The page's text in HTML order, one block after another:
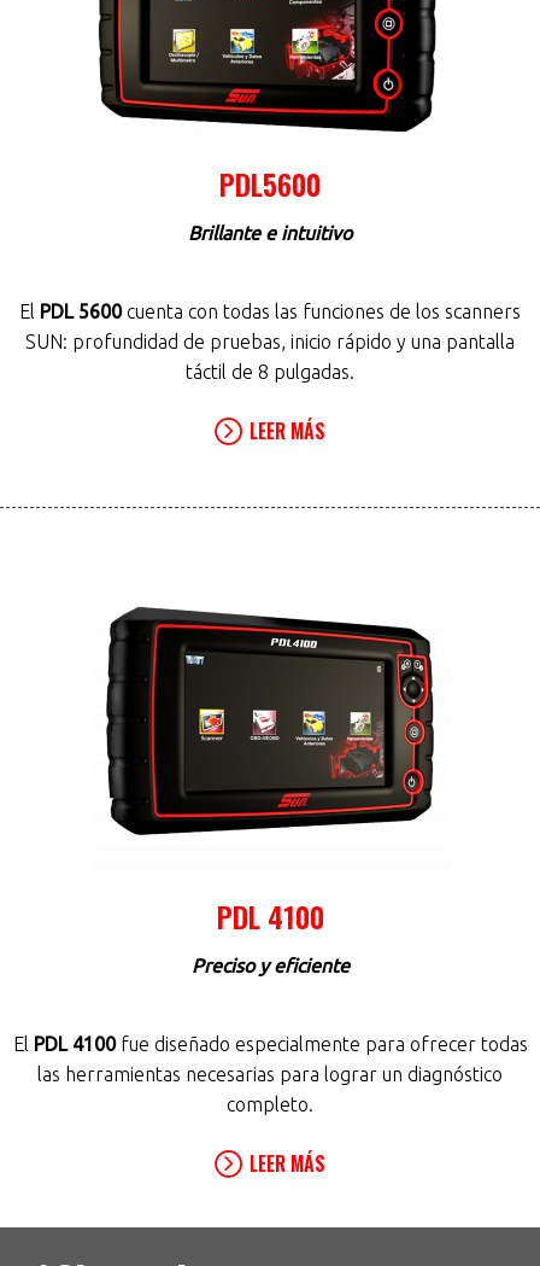
PDL5600
Brillante e intuitivo
El PDL 5600cuenta con todas las funciones de los scanners
SUN: profundidad de pruebas, inicio rápido y una pantalla
táctil de 8 pulgadas.
LEER MÁS
PDL 4100
Preciso y eficiente
El PDL 4100fue diseñado especialmente para ofrecer todas
las herramientas necesarias para lograr un diagnóstico
completo.
LEER MÁS